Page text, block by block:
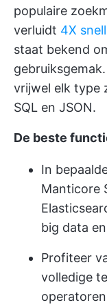
populaire
verluidt 4X
staat bekend
vrijwel elk type
SQL en JSON.
De beste
In
Manticore
big data
Profiteer
volledige